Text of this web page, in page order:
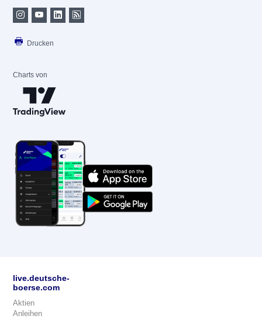
Drucken
Charts von
live.deutsche-
boerse.com
Aktien
Anleihen